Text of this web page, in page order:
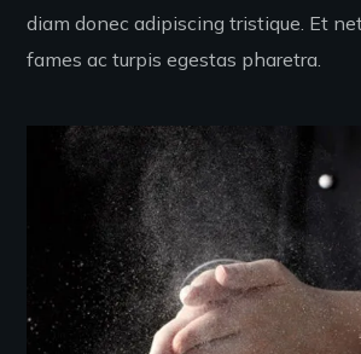
diam donec adipiscing tristique. Et
fames ac turpis egestas pharetra.